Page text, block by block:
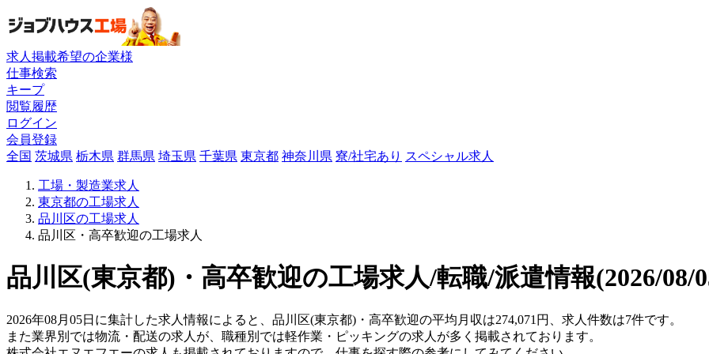
求人掲載希望の企業様
仕事検索
キープ
閲覧履歴
ログイン
会員登録
全国 茨城県 栃木県 群馬県 埼玉県 千葉県 東京都 神奈川県 寮/社宅あり スペシャル求人
工場・製造業求人
東京都の工場求人
品川区の工場求人
品川区・高卒歓迎の工場求人
品川区(東京都)・高卒歓迎の工場求人/転職/派遣情報(2026/08/
2026年08月05日に集計した求人情報によると、品川区(東京都)・高卒歓迎の平均月収は274,071円、求人件数は7件です。
また業界別では物流・配送の求人が、職種別では軽作業・ピッキングの求人が多く掲載されております。